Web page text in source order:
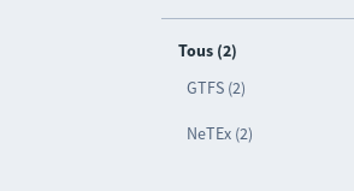
Tous (2)
GTFS (2)
NeTEx (2)